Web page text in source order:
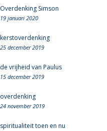
Overdenking Simson
19 januari 2020
kerstoverdenking
25 december 2019
de vrijheid van Paulus
15 december 2019
overdenking
24 november 2019
spiritualiteit toen en nu